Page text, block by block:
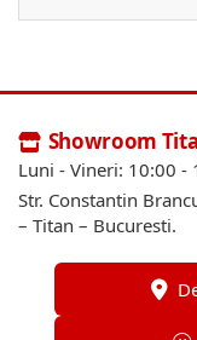
Showroom
Luni - Vineri: 10:00 -
Str. Constantin
– Titan – Bucuresti.